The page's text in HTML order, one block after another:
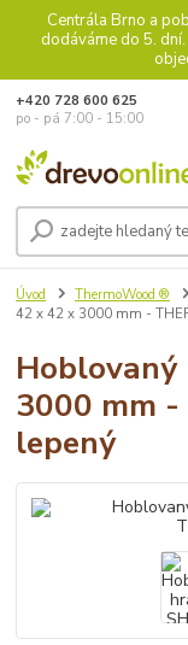
Centrála Brno a
dodáváme do 5.
+420 728 600 625
po - pá 7:00 - 15:00
Úvod ThermoWood ®
42 x 42 x 3000 mm -
Hoblovaný
3000 mm -
lepený